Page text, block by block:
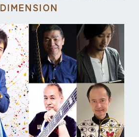
DIMENSION